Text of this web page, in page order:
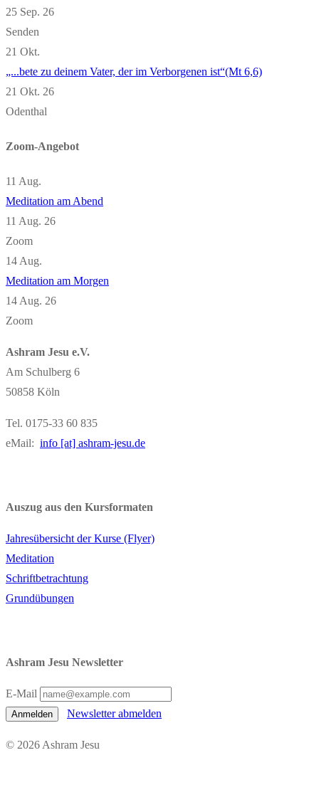
25 Sep. 26
Senden
21 Okt.
„...bete zu deinem Vater, der im Verborgenen ist“(Mt 6,6)
21 Okt. 26
Odenthal
Zoom-Angebot
11 Aug.
Meditation am Abend
11 Aug. 26
Zoom
14 Aug.
Meditation am Morgen
14 Aug. 26
Zoom
Ashram Jesu e.V.
Am Schulberg 6
50858 Köln
Tel. 0175-33 60 835
eMail: info [at] ashram-jesu.de
Auszug aus den Kursformaten
Jahresübersicht der Kurse (Flyer)
Meditation
Schriftbetrachtung
Grundübungen
Ashram Jesu Newsletter
E-Mail
Anmelden Newsletter abmelden
© 2026 Ashram Jesu